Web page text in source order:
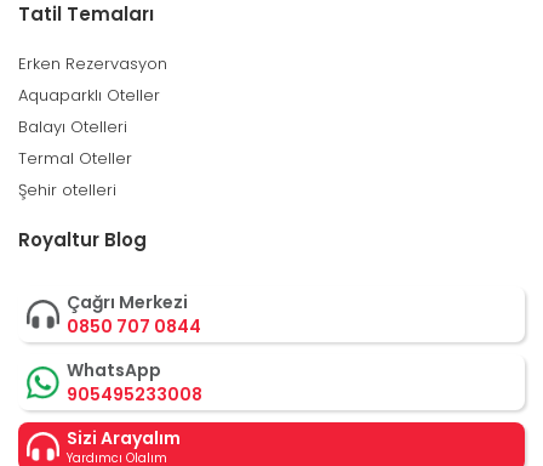
Tatil Temaları
Erken Rezervasyon
Aquaparklı Oteller
Balayı Otelleri
Termal Oteller
Şehir otelleri
Royaltur Blog
Çağrı Merkezi
0850 707 0844
WhatsApp
905495233008
Sizi Arayalım
Yardımcı Olalım